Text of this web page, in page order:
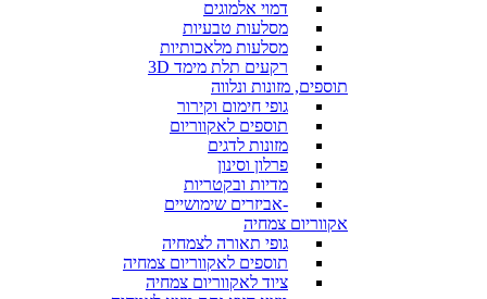
דמוי אלמוגים
מסלעות טבעיות
מסלעות מלאכותיות
רקעים תלת מימד 3D
תוספים, מזונות ונלווה
גופי חימום וקירור
תוספים לאקווריום
מזונות לדגים
פרלון וסינון
מדיות ובקטריות
-אביזרים שימושיים
אקווריום צמחיה
גופי תאורה לצמחיה
תוספים לאקווריום צמחיה
ציוד לאקווריום צמחיה